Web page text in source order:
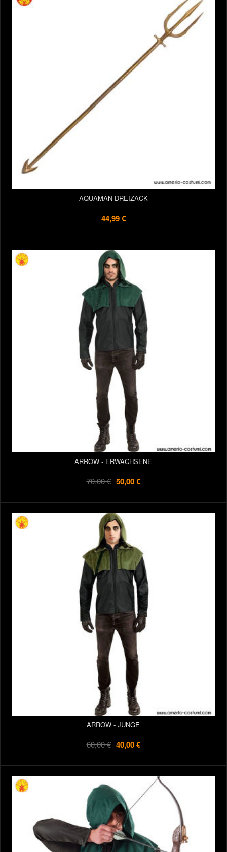
AQUAMAN DREIZACK
44,99 €
ARROW - ERWACHSENE
70,00 € 50,00 €
ARROW - JUNGE
60,00 € 40,00 €